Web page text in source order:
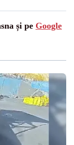
și pe Google